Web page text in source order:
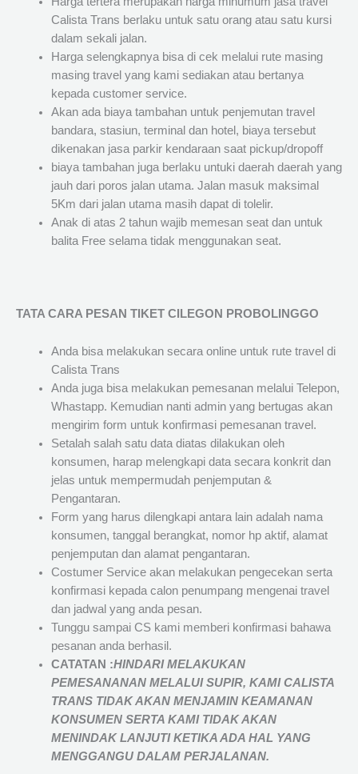
Calista Trans berlaku untuk satu orang atau satu kursi
dalam sekali jalan.
Harga selengkapnya bisa di cek melalui rute masing
masing travel yang kami sediakan atau bertanya
kepada customer service.
Akan ada biaya tambahan untuk penjemutan travel
bandara, stasiun, terminal dan hotel, biaya tersebut
dikenakan jasa parkir kendaraan saat pickup/dropoff
biaya tambahan juga berlaku untuki daerah daerah yang
jauh dari poros jalan utama. Jalan masuk maksimal
5Km dari jalan utama masih dapat di tolelir.
Anak di atas 2 tahun wajib memesan seat dan untuk
balita Free selama tidak menggunakan seat.
TATA CARA PESAN TIKET CILEGON PROBOLINGGO
Anda bisa melakukan secara online untuk rute travel di
Calista Trans
Anda juga bisa melakukan pemesanan melalui Telepon,
Whastapp. Kemudian nanti admin yang bertugas akan
mengirim form untuk konfirmasi pemesanan travel.
Setalah salah satu data diatas dilakukan oleh
konsumen, harap melengkapi data secara konkrit dan
jelas untuk mempermudah penjemputan &
Pengantaran.
Form yang harus dilengkapi antara lain adalah nama
konsumen, tanggal berangkat, nomor hp aktif, alamat
penjemputan dan alamat pengantaran.
Costumer Service akan melakukan pengecekan serta
konfirmasi kepada calon penumpang mengenai travel
dan jadwal yang anda pesan.
Tunggu sampai CS kami memberi konfirmasi bahawa
pesanan anda berhasil.
CATATAN :HINDARI MELAKUKAN
PEMESANANAN MELALUI SUPIR, KAMICALISTA
TRANSTIDAK AKAN MENJAMINKEAMANAN
KONSUMEN SERTA KAMI TIDAK AKAN
MENINDAK LANJUTI KETIKA ADA HAL YANG
MENGGANGU DALAM PERJALANAN.